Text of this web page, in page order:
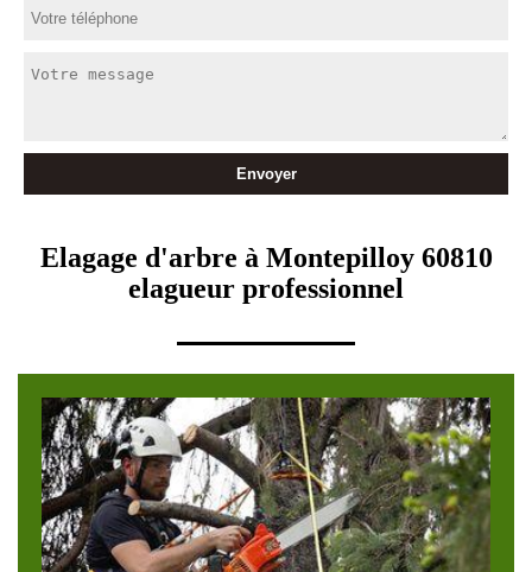
Elagage d'arbre à Montepilloy 60810
elagueur professionnel